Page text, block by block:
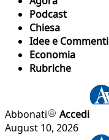
Podcast
Chiesa
Idee e Commenti
Economia
Rubriche
Abbonati
Accedi
August 10, 2026